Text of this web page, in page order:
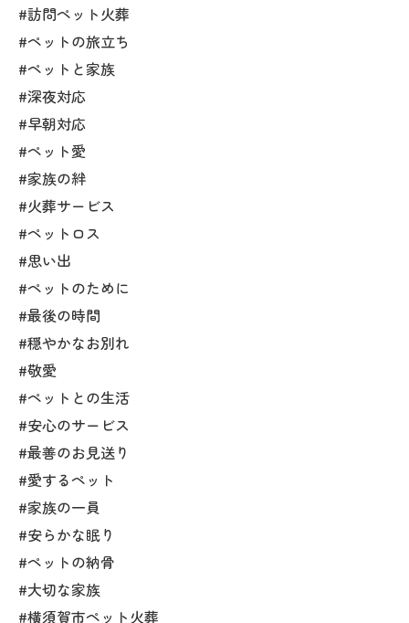
#訪問ペット火葬
#ペットの旅立ち
#ペットと家族
#深夜対応
#早朝対応
#ペット愛
#家族の絆
#火葬サービス
#ペットロス
#思い出
#ペットのために
#最後の時間
#穏やかなお別れ
#敬愛
#ペットとの生活
#安心のサービス
#最善のお見送り
#愛するペット
#家族の一員
#安らかな眠り
#ペットの納骨
#大切な家族
#横須賀市ペット火葬